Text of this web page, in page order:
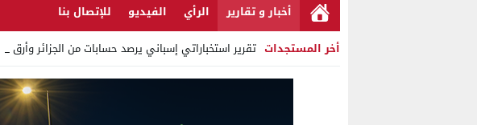
أخبار و تقارير الرأي الفيديو
للإتصال بنا
أخر المستجدات تقرير استخباراتي إسباني يرصد حسابات من الجزائر وأرقاما بـ”213 _
Stop